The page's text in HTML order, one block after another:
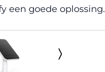
een goede oplossing.